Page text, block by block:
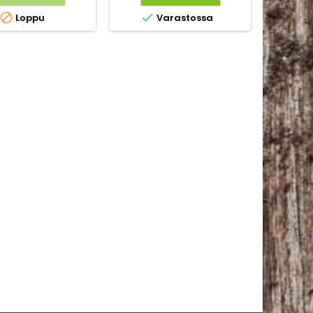
 Loppu  Varastossa
tilliä,